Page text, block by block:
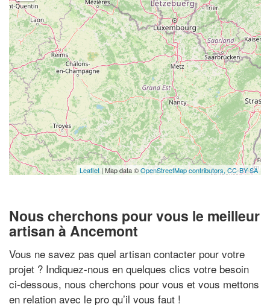
Leaflet | Map data ©OpenStreetMap contributors, CC-BY-SA
Nous cherchons pour vous le meilleur
artisan à Ancemont
Vous ne savez pas quel artisan contacter pour votre
projet ? Indiquez-nous en quelques clics votre besoin
ci-dessous, nous cherchons pour vous et vous mettons
en relation avec le pro qu’il vous faut !